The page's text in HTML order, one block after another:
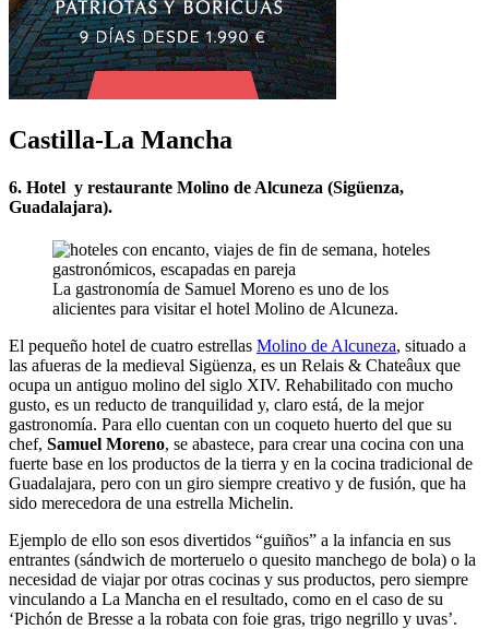
Castilla-La Mancha
6. Hotel y restaurante Molino de Alcuneza (Sigüenza,
Guadalajara).
La gastronomía de Samuel Moreno es uno de los
alicientes para visitar el hotel Molino de Alcuneza.
El pequeño hotel de cuatro estrellas Molino de Alcuneza, situado a
las afueras de la medieval Sigüenza, es un Relais & Chateâux que
ocupa un antiguo molino del siglo XIV. Rehabilitado con mucho
gusto, es un reducto de tranquilidad y, claro está, de la mejor
gastronomía. Para ello cuentan con un coqueto huerto del que su
chef, Samuel Moreno, se abastece, para crear una cocina con una
fuerte base en los productos de la tierra y en la cocina tradicional de
Guadalajara, pero con un giro siempre creativo y de fusión, que ha
sido merecedora de una estrella Michelin.
Ejemplo de ello son esos divertidos “guiños” a la infancia en sus
entrantes (sándwich de morteruelo o quesito manchego de bola) o la
necesidad de viajar por otras cocinas y sus productos, pero siempre
vinculando a La Mancha en el resultado, como en el caso de su
‘Pichón de Bresse a la robata con foie gras, trigo negrillo y uvas’.